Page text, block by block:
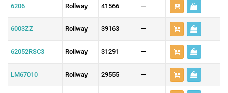
6206 Rollway 41566 —
6003ZZ Rollway 39163 —
62052RSC3 Rollway 31291 —
LM67010 Rollway 29555 —